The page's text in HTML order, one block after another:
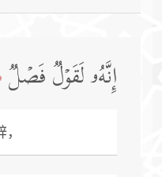
إِنَّهُۥ لَقَوۡلࣱ فَصۡلࣱ